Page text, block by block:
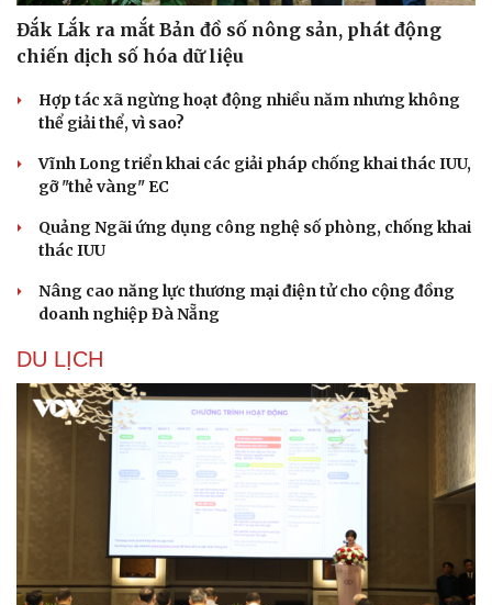
Sức khỏe
Dinh dưỡng - món ngon
Cây thuốc
Sản phụ khoa
Nhi khoa
Nam khoa
Làm đẹp - giảm cân
Phòng mạch online
Ăn sạch sống khỏe
Đời sống
Đắk Lắk ra mắt Bản đồ số nông sản, phát động
chiến dịch số hóa dữ liệu
Hợp tác xã ngừng hoạt động nhiều năm nhưng không
thể giải thể, vì sao?
Vĩnh Long triển khai các giải pháp chống khai thác IUU,
gỡ "thẻ vàng" EC
Quảng Ngãi ứng dụng công nghệ số phòng, chống khai
thác IUU
Nâng cao năng lực thương mại điện tử cho cộng đồng
doanh nghiệp Đà Nẵng
DU LỊCH